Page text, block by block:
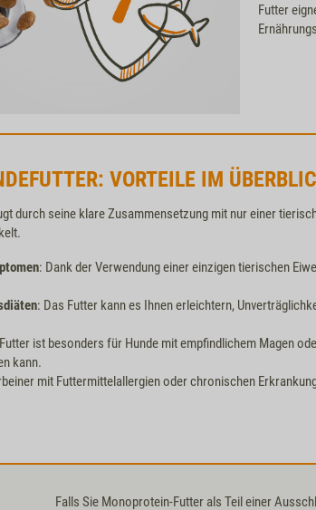
Futter
VORTEILE IM
durch seine klare Zusammensetzung mit nur einer
: Dank der Verwendung einer einzigen tierischen
: Das Futter kann es Ihnen erleichtern,
ist besonders für Hunde mit empfindlichem Magen
kann.
mit Futtermittelallergien oder chronischen
Falls Sie Monoprotein-Futter als Teil einer